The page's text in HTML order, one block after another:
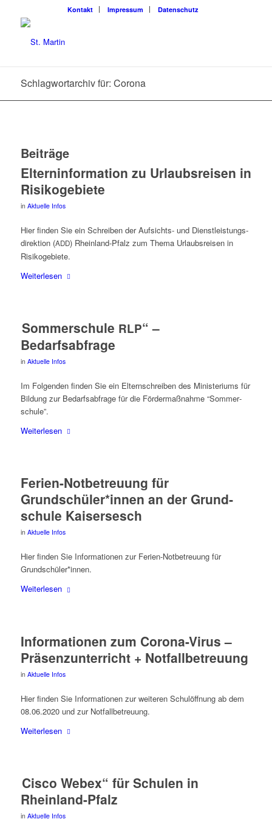
Kon­takt Impres­sum Daten­schutz
Schlagwortarchiv für: Corona
Beiträge
Eltern­in­for­ma­ti­on zu Urlaubs­rei­sen in
Risikogebiete
in Aktuelle Infos
Hier fin­den Sie ein Schrei­ben der Auf­sichts- und Dienst­leis­tungs­
di­rek­ti­on (ADD) Rhein­land-Pfalz zum The­ma Urlaubs­rei­sen in
Risikogebiete.
Wei­ter­le­sen
„Som­mer­schu­le RLP“ –
Bedarfsabfrage
in Aktuelle Infos
Im Fol­gen­den fin­den Sie ein Eltern­schrei­ben des Minis­te­ri­ums für
Bil­dung zur Bedarfs­ab­fra­ge für die För­der­maß­nah­me “Som­mer­
schu­le”.
Wei­ter­le­sen
Feri­en-Not­be­treu­ung für
Grundschüler*innen an der Grund­
schu­le Kaisersesch
in Aktuelle Infos
Hier fin­den Sie Infor­ma­tio­nen zur Feri­en-Not­be­treu­ung für
Grundschüler*innen.
Wei­ter­le­sen
Infor­ma­tio­nen zum Coro­na-Virus –
Prä­senz­un­ter­richt + Notfallbetreuung
in Aktuelle Infos
Hier fin­den Sie Infor­ma­tio­nen zur wei­te­ren Schul­öff­nung ab dem
08.06.2020 und zur Notfallbetreuung.
Wei­ter­le­sen
Cis­co Webex“ für Schu­len in
Rheinland-Pfalz
in Aktuelle Infos